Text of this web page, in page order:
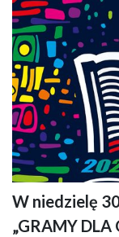
Grafika przedstawia
W niedzielę
„GRAMY DLA